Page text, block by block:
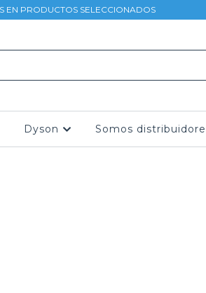
EN PRODUCTOS SELECCIONADOS
Dyson Somos